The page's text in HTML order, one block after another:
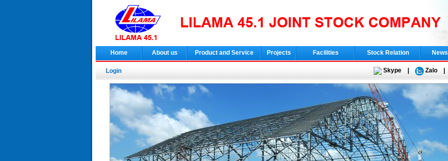
Home About us Product and Service Projects Facilities Stock Relation News
Login Skype Zalo